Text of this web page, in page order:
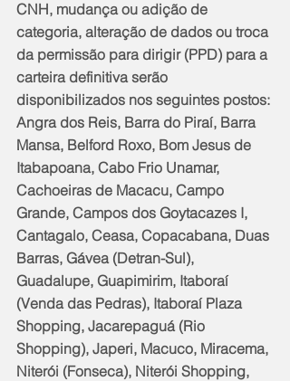
CNH, mudança ou adição de
categoria, alteração de dados ou troca
da permissão para dirigir (PPD) para a
carteira definitiva serão
disponibilizados nos seguintes postos:
Angra dos Reis, Barra do Piraí, Barra
Mansa, Belford Roxo, Bom Jesus de
Itabapoana, Cabo Frio Unamar,
Cachoeiras de Macacu, Campo
Grande, Campos dos Goytacazes I,
Cantagalo, Ceasa, Copacabana, Duas
Barras, Gávea (Detran-Sul),
Guadalupe, Guapimirim, Itaboraí
(Venda das Pedras), Itaboraí Plaza
Shopping, Jacarepaguá (Rio
Shopping), Japeri, Macuco, Miracema,
Niterói (Fonseca), Niterói Shopping,